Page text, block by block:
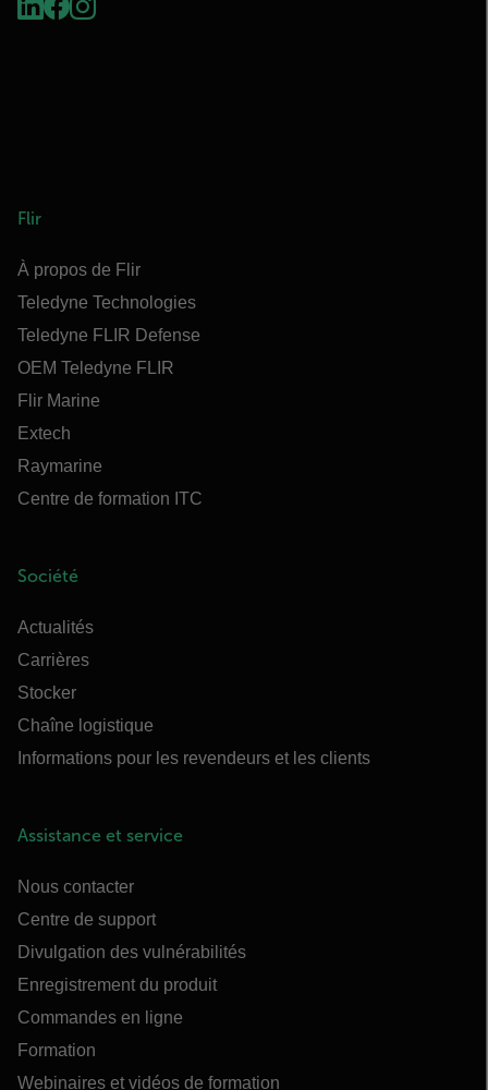
Flir
À propos de Flir
Teledyne Technologies
Teledyne FLIR Defense
OEM Teledyne FLIR
Flir Marine
Extech
Raymarine
Centre de formation ITC
Société
Actualités
Carrières
Stocker
Chaîne logistique
Informations pour les revendeurs et les clients
Assistance et service
Nous contacter
Centre de support
Divulgation des vulnérabilités
Enregistrement du produit
Commandes en ligne
Formation
Webinaires et vidéos de formation